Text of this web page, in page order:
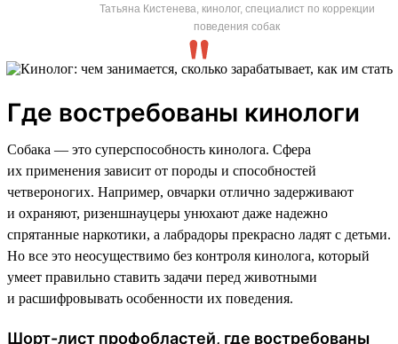
Татьяна Кистенева, кинолог, специалист по коррекции
поведения собак
Где востребованы кинологи
Собака — это суперспособность кинолога. Сфера
их применения зависит от породы и способностей
четвероногих. Например, овчарки отлично задерживают
и охраняют, ризеншнауцеры унюхают даже надежно
спрятанные наркотики, а лабрадоры прекрасно ладят с детьми.
Но все это неосуществимо без контроля кинолога, который
умеет правильно ставить задачи перед животными
и расшифровывать особенности их поведения.
Шорт-лист профобластей, где востребованы